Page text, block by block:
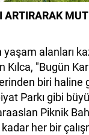
ARTIRARAK
alanları
Kılca, "Bugün
biri haline
Parkı gibi
Piknik
her bir